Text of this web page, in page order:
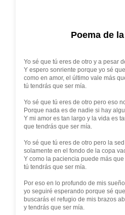
Poema de
Yo sé que tú eres de otro y a pesar
Y espero sonriente porque yo sé
como en amor, el último vale más
tú tendrás que ser mía.
Yo sé que tú eres de otro pero eso
Porque nada es de nadie si hay
Y mi amor es tan largo y la vida es
que tendrás que ser mía.
Yo sé que tú eres de otro pero la
solamente en el fondo de la copa
Y como la paciencia puede más
tú tendrás que ser mía.
Por eso en lo profundo de mis
yo seguiré esperando porque sé
buscarás el refugio de mis brazos
y tendrás que ser mía.